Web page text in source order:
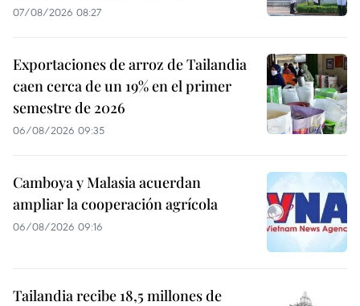
07/08/2026 08:27
Exportaciones de arroz de Tailandia
caen cerca de un 19% en el primer
semestre de 2026
06/08/2026 09:35
Camboya y Malasia acuerdan
ampliar la cooperación agrícola
06/08/2026 09:16
Tailandia recibe 18,5 millones de